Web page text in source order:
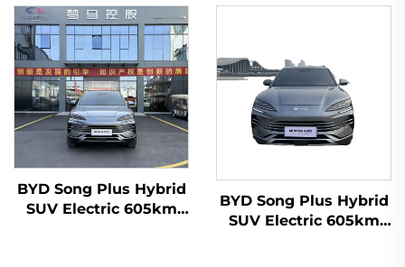
BYD Song Plus Hybrid
SUV Electric 605km
BYD Song Plus Hybrid
SUV Electric 605km